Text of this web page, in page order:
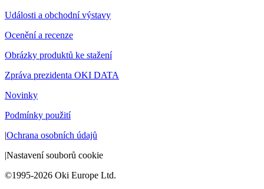
Události a obchodní výstavy
Ocenění a recenze
Obrázky produktů ke stažení
Zpráva prezidenta OKI DATA
Novinky
Podmínky použití
|Ochrana osobních údajů
|Nastavení souborů cookie
©1995-2026 Oki Europe Ltd.